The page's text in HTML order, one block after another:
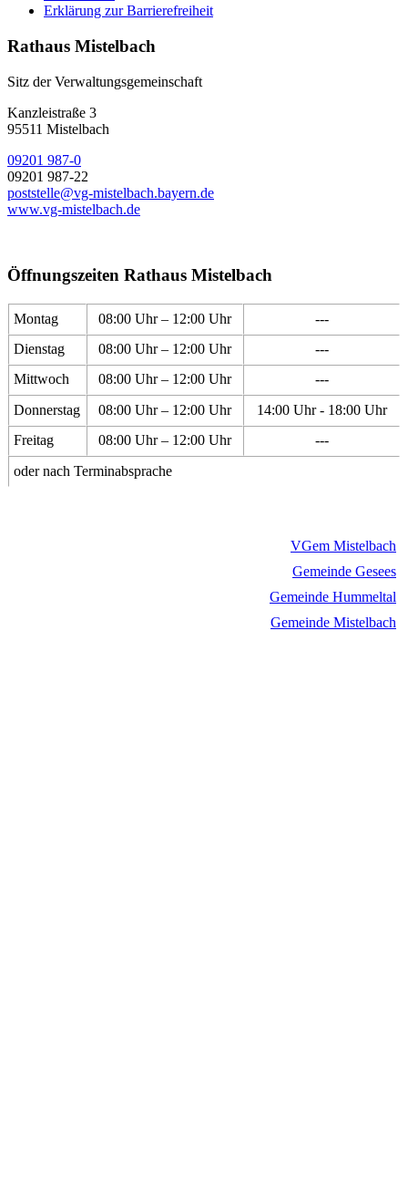
Erklärung zur Barrierefreiheit
Rathaus Mistelbach
Sitz der Verwaltungsgemeinschaft
Kanzleistraße 3
95511 Mistelbach
09201 987-0
09201 987-22
poststelle@vg-mistelbach.bayern.de
www.vg-mistelbach.de
Öffnungszeiten Rathaus Mistelbach
Montag 08:00 Uhr – 12:00 Uhr
---
Dienstag
08:00 Uhr – 12:00 Uhr
---
Mittwoch
08:00 Uhr – 12:00 Uhr
---
Donnerstag
08:00 Uhr – 12:00 Uhr
14:00 Uhr - 18:00 Uhr
Freitag
08:00 Uhr – 12:00 Uhr
---
oder nach Terminabsprache
VGem Mistelbach
Gemeinde Gesees
Gemeinde Hummeltal
Gemeinde Mistelbach